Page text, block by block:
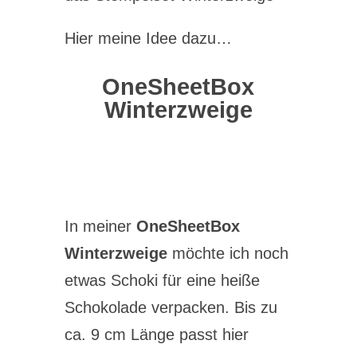
Hier meine Idee dazu…
OneSheetBox
Winterzweige
In meiner OneSheetBox
Winterzweige möchte ich noch
etwas Schoki für eine heiße
Schokolade verpacken. Bis zu
ca. 9 cm Länge passt hier